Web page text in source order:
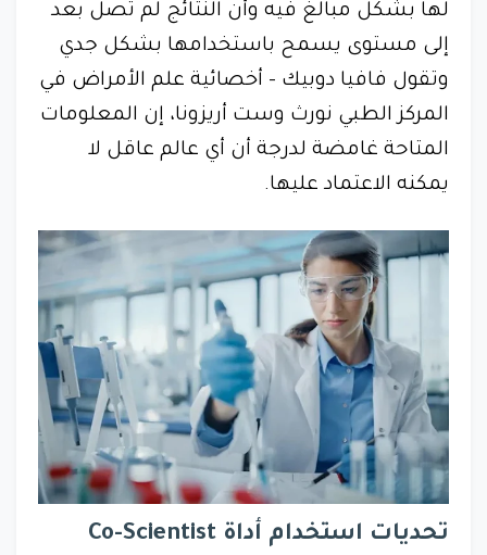
لها بشكل مبالغ فيه وأن النتائج لم تصل بعد
إلى مستوى يسمح باستخدامها بشكل جدي
وتقول فافيا دوبيك - أخصائية علم الأمراض في
المركز الطبي نورث وست أريزونا، إن المعلومات
المتاحة غامضة لدرجة أن أي عالم عاقل لا
يمكنه الاعتماد عليها.
تحديات استخدام أداة Co-Scientist